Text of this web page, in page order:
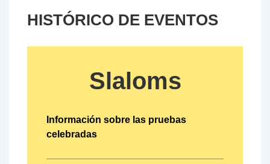
HISTÓRICO DE EVENTOS
Slaloms
Información sobre las pruebas
celebradas